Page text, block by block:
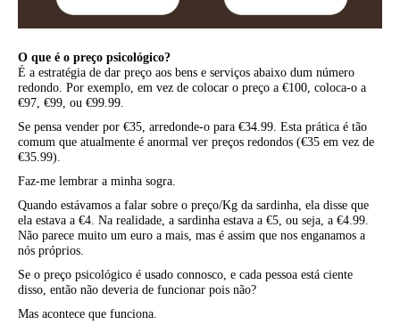
O que é o preço psicológico?
É a estratégia de dar preço aos bens e serviços abaixo dum número
redondo. Por exemplo, em vez de colocar o preço a €100, coloca-o a
€97, €99, ou €99.99.
Se pensa vender por €35, arredonde-o para €34.99. Esta prática é tão
comum que atualmente é anormal ver preços redondos (€35 em vez de
€35.99).
Faz-me lembrar a minha sogra.
Quando estávamos a falar sobre o preço/Kg da sardinha, ela disse que
ela estava a €4. Na realidade, a sardinha estava a €5, ou seja, a €4.99.
Não parece muito um euro a mais, mas é assim que nos enganamos a
nós próprios.
Se o preço psicológico é usado connosco, e cada pessoa está ciente
disso, então não deveria de funcionar pois não?
Mas acontece que funciona.